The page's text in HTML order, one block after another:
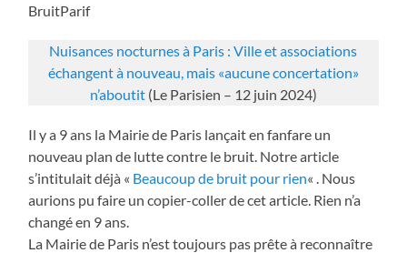
BruitParif
Nuisances nocturnes à Paris : Ville et associations
échangent à nouveau, mais «aucune concertation»
n’aboutit(Le Parisien – 12 juin 2024)
Il y a 9 ans la Mairie de Paris lançait en fanfare un
nouveau plan de lutte contre le bruit. Notre article
s’intitulait déjà « Beaucoup de bruit pour rien« . Nous
aurions pu faire un copier-coller de cet article. Rien n’a
changé en 9 ans.
La Mairie de Paris n’est toujours pas prête à reconnaître